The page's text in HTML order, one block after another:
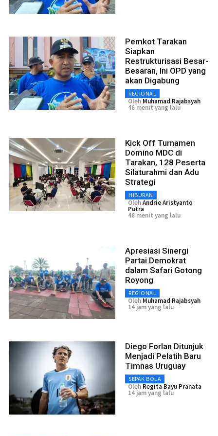
Pemkot Tarakan
Siapkan
Restrukturisasi Besar-
Besaran, Ini OPD yang
akan Digabung
REGIONAL
Oleh Muhamad Rajabsyah
46 menit yang lalu
Kick Off Turnamen
Domino MDC di
Tarakan, 128 Peserta
Silaturahmi dan Adu
Strategi
HIBURAN
OlehAndrie Aristyanto
Putra
48 menit yang lalu
Apresiasi Sinergi
Partai Demokrat
dalam Safari Gotong
Royong
REGIONAL
Oleh Muhamad Rajabsyah
14 jam yang lalu
Diego Forlan Ditunjuk
Menjadi Pelatih Baru
Timnas Uruguay
SEPAK BOLA
Oleh Regita Bayu Pranata
14 jam yang lalu